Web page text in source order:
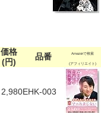
価格
(円)
品番 Amazonで検索
(アフィリエイト)
2,980EHK-003